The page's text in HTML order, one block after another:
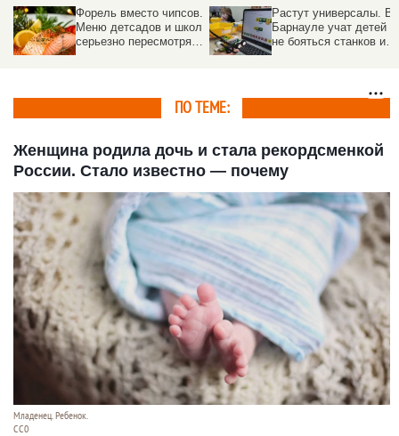
Форель вместо чипсов.
Меню детсадов и школ
серьезно пересмотрят
Растут универсалы. В
Барнауле учат детей
не бояться станков и
ПО ТЕМЕ:
Женщина родила дочь и стала рекордсменкой
России. Стало известно — почему
Младенец. Ребенок.
СС0